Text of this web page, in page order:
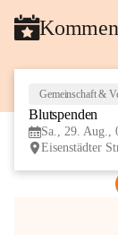
Gemeinschaft &
Blutspenden
Sa., 29. Aug.,